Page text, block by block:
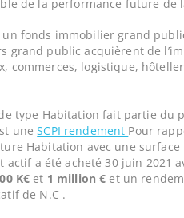
de la performance future de
un fonds immobilier grand
grand public acquièrent de
commerces, logistique,
type Habitation fait partie du
uneSCPI rendement Pour
Habitation avec une
actif a été acheté 30 juin 2021
K€ et 1 million € et un
de N.C .